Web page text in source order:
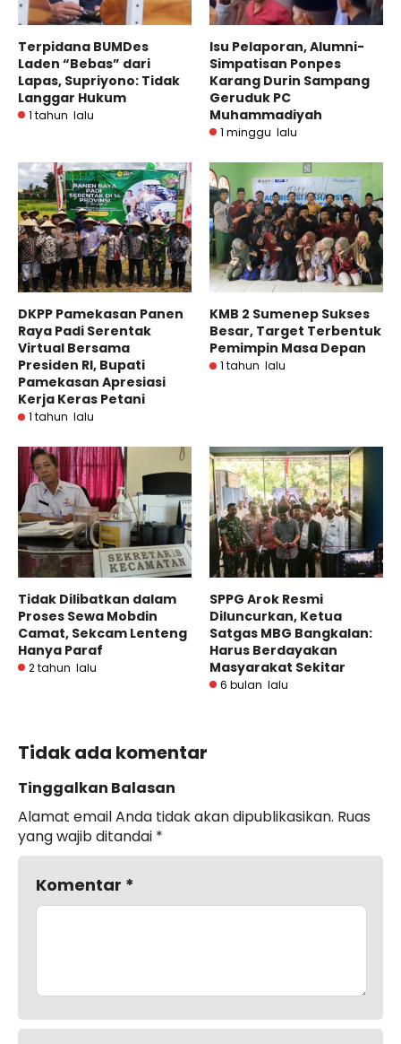
Terpidana BUMDes
Laden “Bebas” dari
Lapas, Supriyono: Tidak
Langgar Hukum
1 tahun lalu
Isu Pelaporan, Alumni-
Simpatisan Ponpes
Karang Durin Sampang
Geruduk PC
Muhammadiyah
1 minggu lalu
DKPP Pamekasan Panen
Raya Padi Serentak
Virtual Bersama
Presiden RI, Bupati
Pamekasan Apresiasi
Kerja Keras Petani
1 tahun lalu
KMB 2 Sumenep Sukses
Besar, Target Terbentuk
Pemimpin Masa Depan
1 tahun lalu
Tidak Dilibatkan dalam
Proses Sewa Mobdin
Camat, Sekcam Lenteng
Hanya Paraf
2 tahun lalu
SPPG Arok Resmi
Diluncurkan, Ketua
Satgas MBG Bangkalan:
Harus Berdayakan
Masyarakat Sekitar
6 bulan lalu
Tidak ada komentar
Tinggalkan Balasan
Alamat email Anda tidak akan dipublikasikan. Ruas
yang wajib ditandai *
Komentar *